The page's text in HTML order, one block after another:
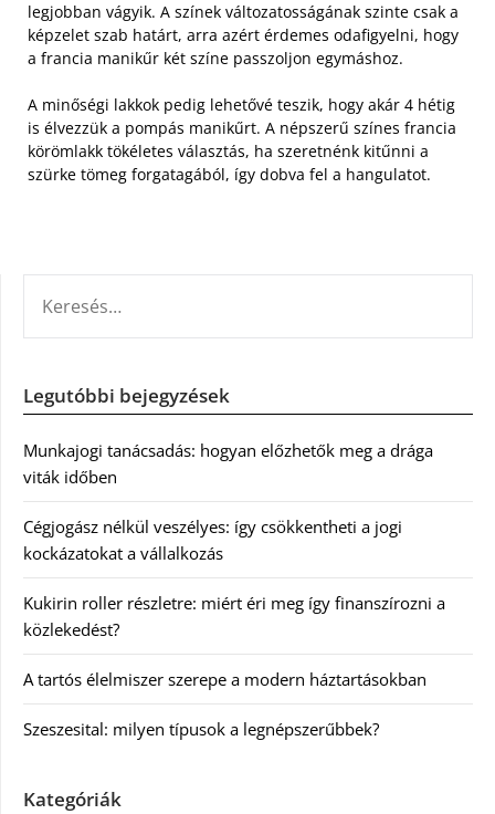
legjobban vágyik. A színek változatosságának szinte csak a
képzelet szab határt, arra azért érdemes odafigyelni, hogy
a francia manikűr két színe passzoljon egymáshoz.
A minőségi lakkok pedig lehetővé teszik, hogy akár 4 hétig
is élvezzük a pompás manikűrt. A népszerű színes francia
körömlakk tökéletes választás, ha szeretnénk kitűnni a
szürke tömeg forgatagából, így dobva fel a hangulatot.
Legutóbbi bejegyzések
Munkajogi tanácsadás: hogyan előzhetők meg a drága
viták időben
Cégjogász nélkül veszélyes: így csökkentheti a jogi
kockázatokat a vállalkozás
Kukirin roller részletre: miért éri meg így finanszírozni a
közlekedést?
A tartós élelmiszer szerepe a modern háztartásokban
Szeszesital: milyen típusok a legnépszerűbbek?
Kategóriák